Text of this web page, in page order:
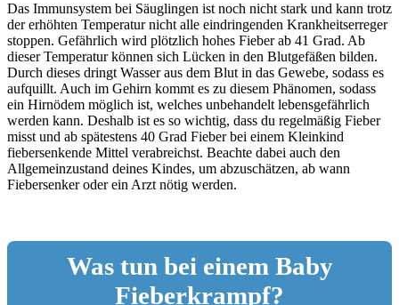
Das Immunsystem bei Säuglingen ist noch nicht stark und kann trotz
der erhöhten Temperatur nicht alle eindringenden Krankheitserreger
stoppen. Gefährlich wird plötzlich hohes Fieber ab 41 Grad. Ab
dieser Temperatur können sich Lücken in den Blutgefäßen bilden.
Durch dieses dringt Wasser aus dem Blut in das Gewebe, sodass es
aufquillt. Auch im Gehirn kommt es zu diesem Phänomen, sodass
ein Hirnödem möglich ist, welches unbehandelt lebensgefährlich
werden kann. Deshalb ist es so wichtig, dass du regelmäßig Fieber
misst und ab spätestens 40 Grad Fieber bei einem Kleinkind
fiebersenkende Mittel verabreichst. Beachte dabei auch den
Allgemeinzustand deines Kindes, um abzuschätzen, ab wann
Fiebersenker oder ein Arzt nötig werden.
Was tun bei einem Baby
Fieberkrampf?